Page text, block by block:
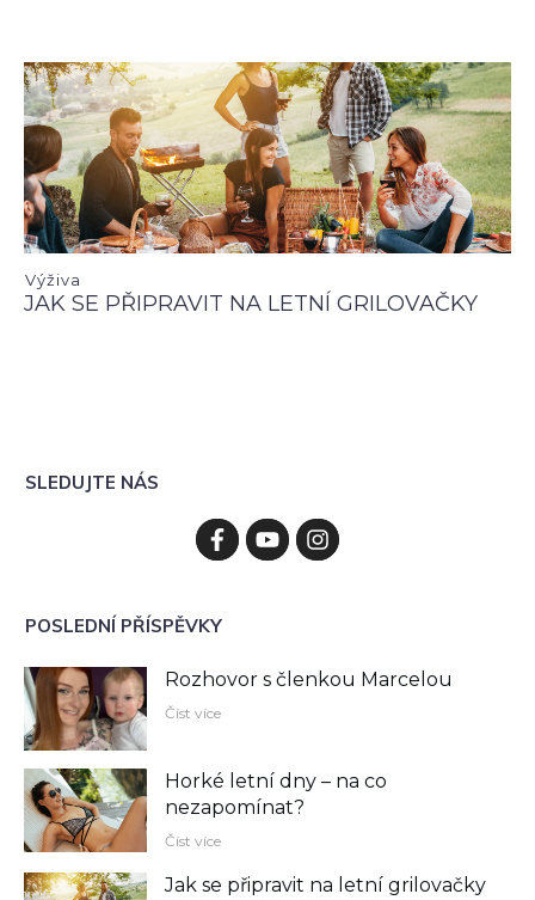
Výživa
JAK SE PŘIPRAVIT NA LETNÍ GRILOVAČKY
SLEDUJTE NÁS
POSLEDNÍ PŘÍSPĚVKY
Rozhovor s členkou Marcelou
Číst více
Horké letní dny – na co
nezapomínat?
Číst více
Jak se připravit na letní grilovačky